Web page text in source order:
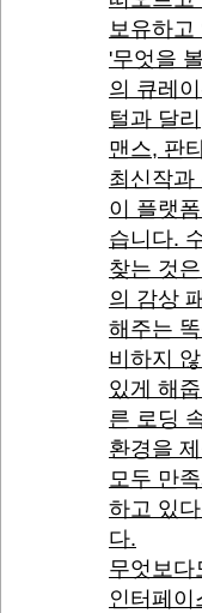
보유하고
'무엇을
의 큐레
털과 달
맨스, 판
최신작과
이 플랫
습니다.
찾는 것
의 감상
해주는
비하지
있게 해
른 로딩
환경을
모두 만
하고 있
다.
무엇보다
인터페